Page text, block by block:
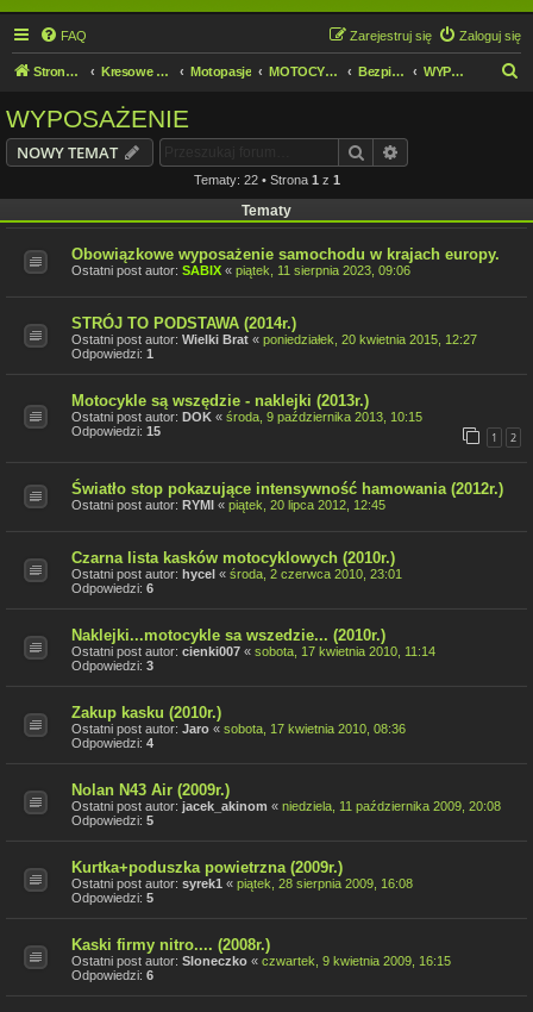
FAQ Zaloguj się
Zarejestruj się
Strona domowa Kresowe forum motocyklowe Motopasje MOTOCYKLIŚCI DZIECIOM. Bezpieczeństwo WYPOSAŻENIE
WYPOSAŻENIE
NOWY TEMAT Szukaj
Tematy: 22 • Strona 1 z 1
Tematy
Obowiązkowe wyposażenie samochodu w krajach europy.
Ostatni post autor: SABIX « piątek, 11 sierpnia 2023, 09:06
STRÓJ TO PODSTAWA (2014r.)
Ostatni post autor: Wielki Brat « poniedziałek, 20 kwietnia 2015, 12:27
Odpowiedzi: 1
Motocykle są wszędzie - naklejki (2013r.)
Ostatni post autor: DOK « środa, 9 października 2013, 10:15
Odpowiedzi: 15 1 2
Światło stop pokazujące intensywność hamowania (2012r.)
Ostatni post autor: RYMI « piątek, 20 lipca 2012, 12:45
Czarna lista kasków motocyklowych (2010r.)
Ostatni post autor: hycel « środa, 2 czerwca 2010, 23:01
Odpowiedzi: 6
Naklejki...motocykle sa wszedzie... (2010r.)
Ostatni post autor: cienki007 « sobota, 17 kwietnia 2010, 11:14
Odpowiedzi: 3
Zakup kasku (2010r.)
Ostatni post autor: Jaro « sobota, 17 kwietnia 2010, 08:36
Odpowiedzi: 4
Nolan N43 Air (2009r.)
Ostatni post autor: jacek_akinom « niedziela, 11 października 2009, 20:08
Odpowiedzi: 5
Kurtka+poduszka powietrzna (2009r.)
Ostatni post autor: syrek1 « piątek, 28 sierpnia 2009, 16:08
Odpowiedzi: 5
Kaski firmy nitro.... (2008r.)
Ostatni post autor: Sloneczko « czwartek, 9 kwietnia 2009, 16:15
Odpowiedzi: 6